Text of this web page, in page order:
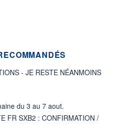
- JE RESTE NÉANMOINS
du 3 au 7 aout.
FR SXB2 : CONFIRMATION /